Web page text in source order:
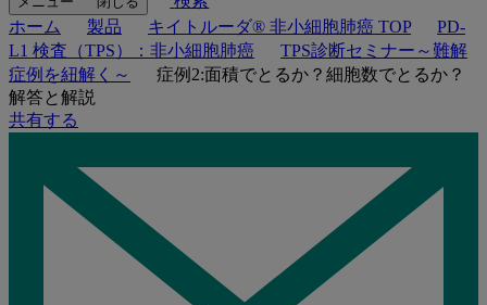
ホーム
製品 キイトルーダ® 非小細胞肺癌 TOP
PD-
L1 検査（TPS）：非小細胞肺癌
TPS診断セミナー～難解
症例を紐解く～
症例2:面積でとるか？細胞数でとるか？
解答と解説
共有する